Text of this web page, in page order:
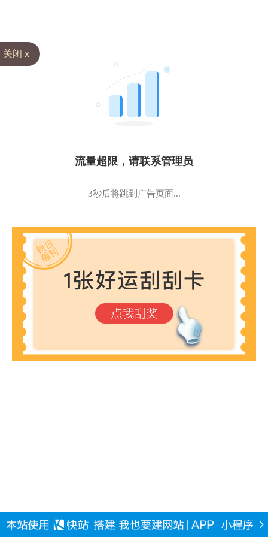
流量超限，请联系管理员
3秒后将跳到广告页面...
关闭 x